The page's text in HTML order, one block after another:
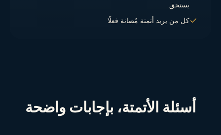
يستحق
كل من يريد أتمتة مُصانة فعلًا
أسئلة الأتمتة، بإجابات واضحة